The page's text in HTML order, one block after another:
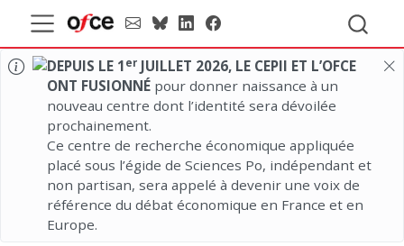
DEPUIS LE 1 erJUILLET 2026, LE CEPII ET L’OFCE
ONT FUSIONNÉpour donner naissance à un
nouveau centre dont l’identité sera dévoilée
prochainement.
Ce centre de recherche économique appliquée
placé sous l’égide de Sciences Po, indépendant et
non partisan, sera appelé à devenir une voix de
référence du débat économique en France et en
Europe.